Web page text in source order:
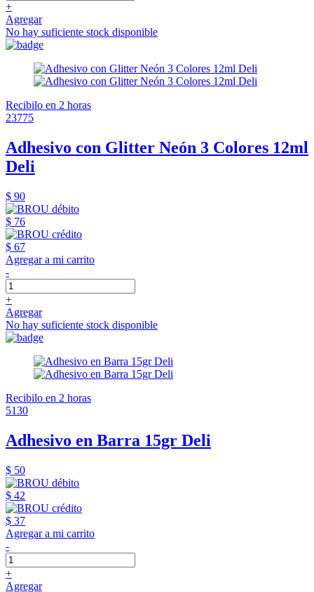
+
Agregar
No hay suficiente stock disponible
Recibilo en 2 horas
23775
Adhesivo con Glitter Neón 3 Colores 12ml
Deli
$ 90
$ 76
$ 67
Agregar a mi carrito
-
+
Agregar
No hay suficiente stock disponible
Recibilo en 2 horas
5130
Adhesivo en Barra 15gr Deli
$ 50
$ 42
$ 37
Agregar a mi carrito
-
+
Agregar